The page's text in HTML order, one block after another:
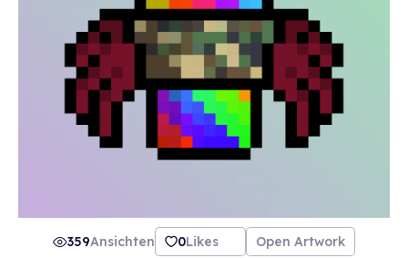
359Ansichten 0Likes
Open Artwork